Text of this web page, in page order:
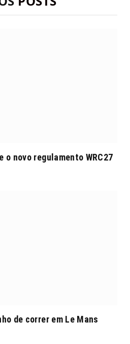
o novo regulamento WRC27
de correr em Le Mans